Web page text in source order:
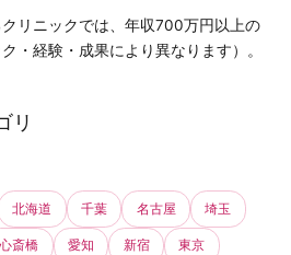
リニックでは、年収700万円以上の
・経験・成果により異なります）。
リ
北海道 千葉 名古屋 埼玉
心斎橋 愛知 新宿 東京